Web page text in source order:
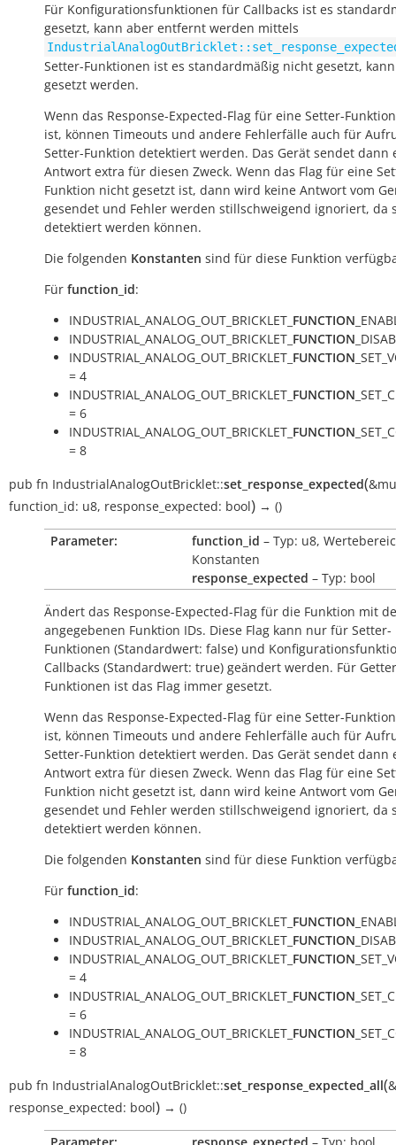
Für Konfigurationsfunktionen für Callbacks ist es
gesetzt, kann aber entfernt werden mittels
Setter-Funktionen ist es standardmäßig nicht gesetzt,
gesetzt werden.
Wenn das Response-Expected-Flag für eine Setter-
ist, können Timeouts und andere Fehlerfälle auch für
Setter-Funktion detektiert werden. Das Gerät sendet dann
Antwort extra für diesen Zweck. Wenn das Flag für eine
Funktion nicht gesetzt ist, dann wird keine Antwort vom
gesendet und Fehler werden stillschweigend ignoriert, da
detektiert werden können.
Die folgenden Konstanten sind für diese Funktion
Für function_id:
INDUSTRIAL_ANALOG_OUT_BRICKLET_ FUNCTION
INDUSTRIAL_ANALOG_OUT_BRICKLET_ FUNCTION
INDUSTRIAL_ANALOG_OUT_BRICKLET_ FUNCTION
= 4
INDUSTRIAL_ANALOG_OUT_BRICKLET_ FUNCTION
= 6
INDUSTRIAL_ANALOG_OUT_BRICKLET_ FUNCTION
= 8
pub fn IndustrialAnalogOutBricklet::set_response_expected(
function_id: u8, response_expected: bool) → ()
Parameter: function_id – Typ: u8,
Konstanten
response_expected – Typ: bool
Ändert das Response-Expected-Flag für die Funktion mit
angegebenen Funktion IDs. Diese Flag kann nur für Setter-
Funktionen (Standardwert: false) und
Callbacks (Standardwert: true) geändert werden. Für
Funktionen ist das Flag immer gesetzt.
Wenn das Response-Expected-Flag für eine Setter-
ist, können Timeouts und andere Fehlerfälle auch für
Setter-Funktion detektiert werden. Das Gerät sendet dann
Antwort extra für diesen Zweck. Wenn das Flag für eine
Funktion nicht gesetzt ist, dann wird keine Antwort vom
gesendet und Fehler werden stillschweigend ignoriert, da
detektiert werden können.
Die folgenden Konstanten sind für diese Funktion
Für function_id:
INDUSTRIAL_ANALOG_OUT_BRICKLET_ FUNCTION
INDUSTRIAL_ANALOG_OUT_BRICKLET_ FUNCTION
INDUSTRIAL_ANALOG_OUT_BRICKLET_ FUNCTION
= 4
INDUSTRIAL_ANALOG_OUT_BRICKLET_ FUNCTION
= 6
INDUSTRIAL_ANALOG_OUT_BRICKLET_ FUNCTION
= 8
pub fn IndustrialAnalogOutBricklet::set_response_expected_all(
response_expected: bool) → ()